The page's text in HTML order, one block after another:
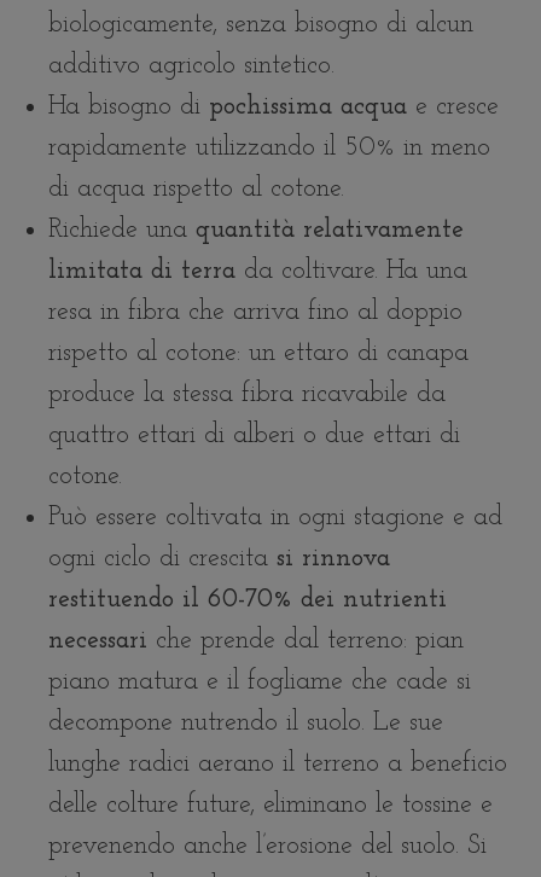
biologicamente, senza bisogno di alcun
additivo agricolo sintetico.
Ha bisogno di pochissima acqua e cresce
rapidamente utilizzando il 50% in meno
di acqua rispetto al cotone.
Richiede una quantità relativamente
limitata di terra da coltivare. Ha una
resa in fibra che arriva fino al doppio
rispetto al cotone: un ettaro di canapa
produce la stessa fibra ricavabile da
quattro ettari di alberi o due ettari di
cotone.
Può essere coltivata in ogni stagione e ad
ogni ciclo di crescita si rinnova
restituendo il 60-70% dei nutrienti
necessari che prende dal terreno: pian
piano matura e il fogliame che cade si
decompone nutrendo il suolo. Le sue
lunghe radici aerano il terreno a beneficio
delle colture future, eliminano le tossine e
prevenendo anche l’erosione del suolo. Si